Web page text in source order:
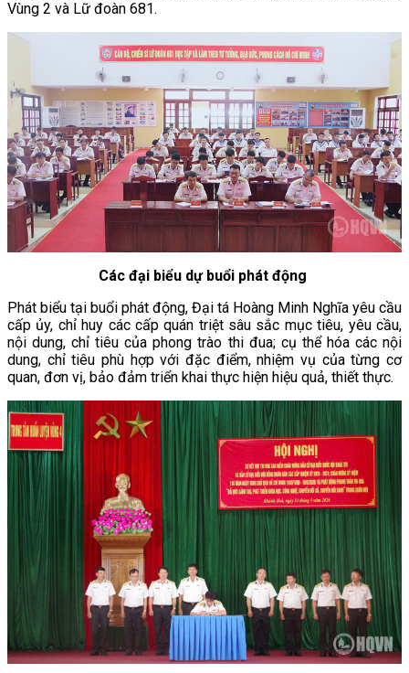
Vùng 2 và Lữ đoàn 681.
Các đại biểu dự buổi phát động
Phát biểu tại buổi phát động, Đại tá Hoàng Minh Nghĩa yêu cầu
cấp ủy, chỉ huy các cấp quán triệt sâu sắc mục tiêu, yêu cầu,
nội dung, chỉ tiêu của phong trào thi đua; cụ thể hóa các nội
dung, chỉ tiêu phù hợp với đặc điểm, nhiệm vụ của từng cơ
quan, đơn vị, bảo đảm triển khai thực hiện hiệu quả, thiết thực.